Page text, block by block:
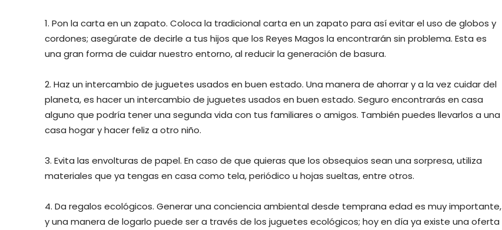
1. Pon la carta en un zapato. Coloca la tradicional carta en un zapato para así evitar el uso de globos y
cordones; asegúrate de decirle a tus hijos que los Reyes Magos la encontrarán sin problema. Esta es
una gran forma de cuidar nuestro entorno, al reducir la generación de basura.
2. Haz un intercambio de juguetes usados en buen estado. Una manera de ahorrar y a la vez cuidar del
planeta, es hacer un intercambio de juguetes usados en buen estado. Seguro encontrarás en casa
alguno que podría tener una segunda vida con tus familiares o amigos. También puedes llevarlos a una
casa hogar y hacer feliz a otro niño.
3. Evita las envolturas de papel. En caso de que quieras que los obsequios sean una sorpresa, utiliza
materiales que ya tengas en casa como tela, periódico u hojas sueltas, entre otros.
4. Da regalos ecológicos. Generar una conciencia ambiental desde temprana edad es muy importante,
y una manera de logarlo puede ser a través de los juguetes ecológicos; hoy en día ya existe una oferta